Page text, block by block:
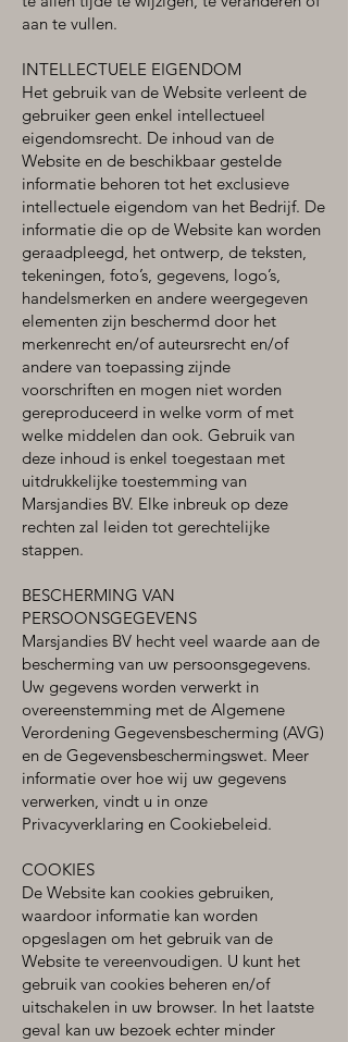
aan te vullen.
INTELLECTUELE EIGENDOM
Het gebruik van de Website verleent de
gebruiker geen enkel intellectueel
eigendomsrecht. De inhoud van de
Website en de beschikbaar gestelde
informatie behoren tot het exclusieve
intellectuele eigendom van het Bedrijf. De
informatie die op de Website kan worden
geraadpleegd, het ontwerp, de teksten,
tekeningen, foto’s, gegevens, logo’s,
handelsmerken en andere weergegeven
elementen zijn beschermd door het
merkenrecht en/of auteursrecht en/of
andere van toepassing zijnde
voorschriften en mogen niet worden
gereproduceerd in welke vorm of met
welke middelen dan ook. Gebruik van
deze inhoud is enkel toegestaan met
uitdrukkelijke toestemming van
Marsjandies BV. Elke inbreuk op deze
rechten zal leiden tot gerechtelijke
stappen.
BESCHERMING VAN
PERSOONSGEGEVENS
Marsjandies BV hecht veel waarde aan de
bescherming van uw persoonsgegevens.
Uw gegevens worden verwerkt in
overeenstemming met de Algemene
Verordening Gegevensbescherming (AVG)
en de Gegevensbeschermingswet. Meer
informatie over hoe wij uw gegevens
verwerken, vindt u in onze
Privacyverklaring en Cookiebeleid.
COOKIES
De Website kan cookies gebruiken,
waardoor informatie kan worden
opgeslagen om het gebruik van de
Website te vereenvoudigen. U kunt het
gebruik van cookies beheren en/of
uitschakelen in uw browser. In het laatste
geval kan uw bezoek echter minder